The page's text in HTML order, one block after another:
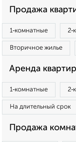
Продажа
1‑комнатные
Вторичное жилье
Аренда
1‑комнатные
На длительный срок
Продажа